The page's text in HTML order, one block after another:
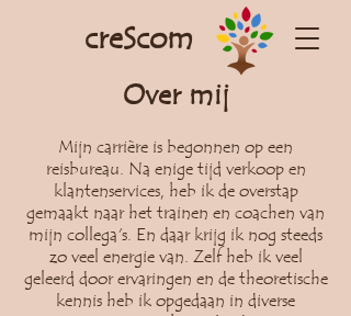
creScom
Over mij
Mijn carrière is begonnen op een
reisbureau. Na enige tijd verkoop en
klantenservices, heb ik de overstap
gemaakt naar het trainen en coachen van
mijn collega's. En daar krijg ik nog steeds
zo veel energie van. Zelf heb ik veel
geleerd door ervaringen en de theoretische
kennis heb ik opgedaan in diverse